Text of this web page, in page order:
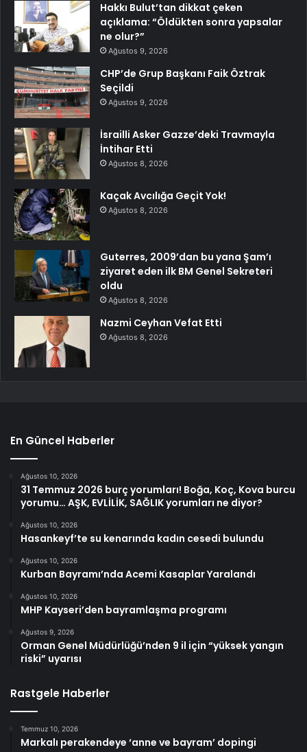
Hakkı Bulut’tan dikkat çeken
açıklama: “Öldükten sonra yapsalar
ne olur?”
Ağustos 9, 2026
CHP’de Grup Başkanı Faik Öztrak
Seçildi
Ağustos 9, 2026
İsrailli Asker Gazze’deki Travmayla
İntihar Etti
Ağustos 8, 2026
Kaçak Avcılığa Geçit Yok!
Ağustos 8, 2026
Guterres, 2009’dan bu yana Şam’ı
ziyaret eden ilk BM Genel Sekreteri
oldu
Ağustos 8, 2026
Nazmi Ceyhan Vefat Etti
Ağustos 8, 2026
En Güncel Haberler
Ağustos 10, 2026
31 Temmuz 2026 burç yorumları! Boğa, Koç, Kova burcu
yorumu… AŞK, EVLİLİK, SAĞLIK yorumları ne diyor?
Ağustos 10, 2026
Hasankeyf’te su kenarında kadın cesedi bulundu
Ağustos 10, 2026
Kurban Bayramı’nda Acemi Kasaplar Yaralandı
Ağustos 10, 2026
MHP Kayseri’den bayramlaşma programı
Ağustos 9, 2026
Orman Genel Müdürlüğü’nden 9 il için “yüksek yangın
riski” uyarısı
Rastgele Haberler
Temmuz 10, 2026
Markalı perakendeye ‘anne ve bayram’ dopingi